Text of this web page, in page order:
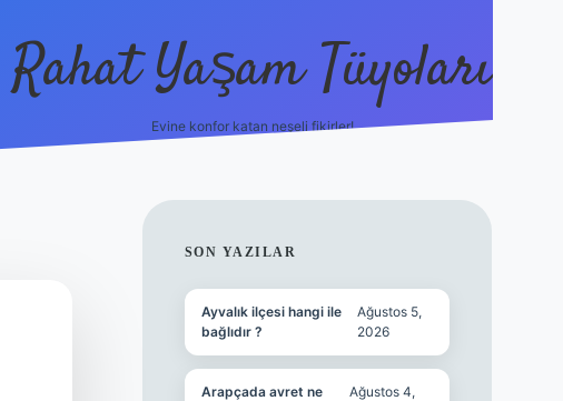
Rahat Yaşam Tüyoları
Evine konfor katan neşeli fikirler!
SIDEBAR
SON YAZILAR
Ayvalık ilçesi hangi ile
bağlıdır ?
Ağustos 5,
2026
Arapçada avret ne
Ağustos 4,
ilbet canlı maç